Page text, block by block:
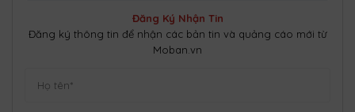
Đăng Ký Nhận Tin
Đăng ký thông tin để nhận các bản tin và quảng cáo mới từ
Moban.vn